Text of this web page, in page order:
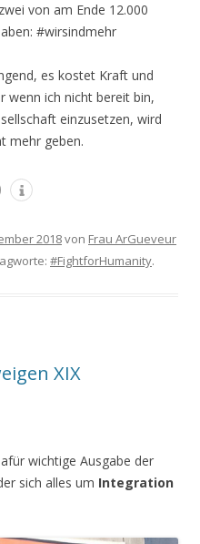
von am Ende 12.000
#wirsindmehr
es kostet Kraft und
wenn ich nicht bereit bin,
einzusetzen, wird
mehr geben.
2018von Frau ArGueveur
#FightforHumanity.
XIX
wichtige Ausgabe der
sich alles um Integration